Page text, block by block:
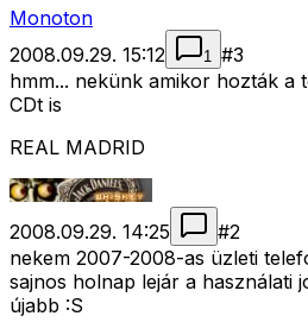
Monoton
2008.09.29. 15:12
1 #3
hmm... nekünk amikor hozták a
CDt is
REAL MADRID
2008.09.29. 14:25 #2
nekem 2007-2008-as üzleti
sajnos holnap lejár a használati
újabb :S